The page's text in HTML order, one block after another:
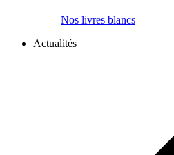
Nos livres blancs
Actualités